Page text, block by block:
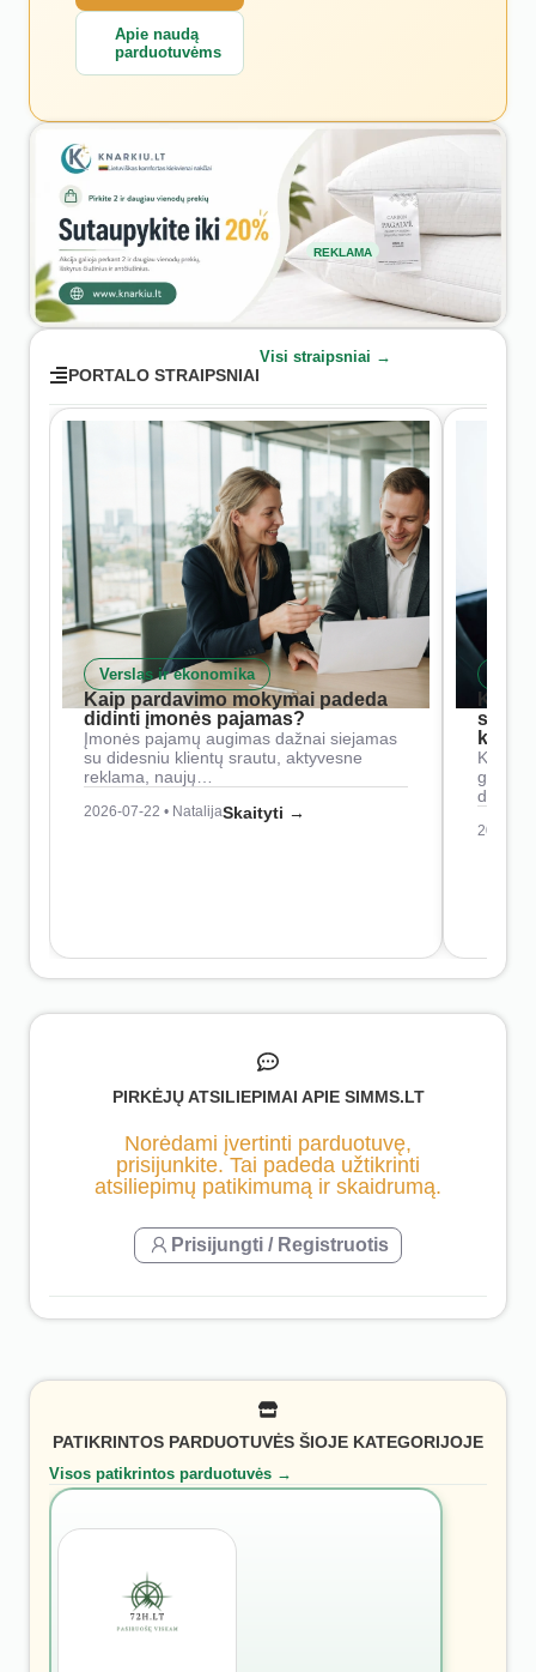
Apie naudą
parduotuvėms
REKLAMA
PORTALO STRAIPSNIAI
Visi straipsniai →
Verslas ir ekonomika
Kaip pardavimo mokymai padeda
didinti įmonės pajamas?
Įmonės pajamų augimas dažnai siejamas
su didesniu klientų srautu, aktyvesne
reklama, naujų…
2026-07-22 • NatalijaSkaityti →
Kaip
2026-
PIRKĖJŲ ATSILIEPIMAI APIE SIMMS.LT
Norėdami įvertinti parduotuvę,
prisijunkite. Tai padeda užtikrinti
atsiliepimų patikimumą ir skaidrumą.
Prisijungti / Registruotis
PATIKRINTOS PARDUOTUVĖS ŠIOJE KATEGORIJOJE
Visos patikrintos parduotuvės →